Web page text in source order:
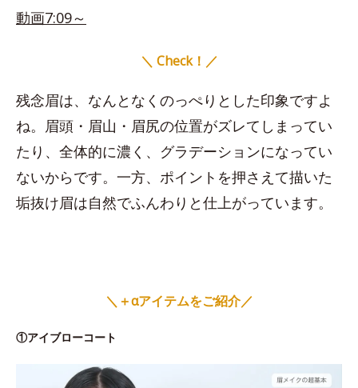
動画7:09～
＼ Check！／
残念眉は、なんとなくのっぺりとした印象ですよ
ね。眉頭・眉山・眉尻の位置がズレてしまってい
たり、全体的に濃く、グラデーションになってい
ないからです。一方、ポイントを押さえて描いた
垢抜け眉は自然でふんわりと仕上がっています。
＼＋αアイテムをご紹介／
①アイブローコート